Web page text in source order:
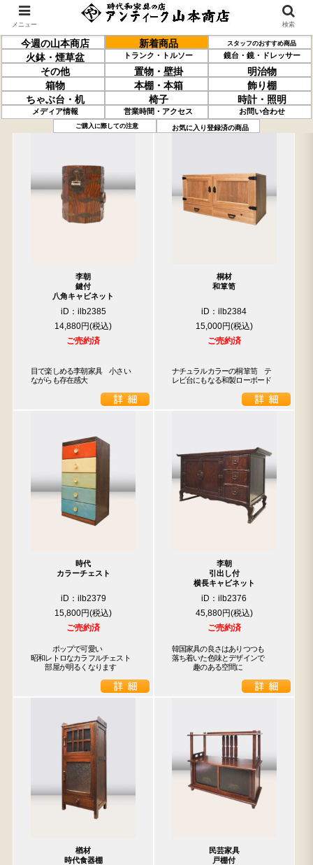
今週の山本商店 新着商品 スタッフのおすすめ商品
火鉢・煙草盆 トランク・トルソー 鏡台・鏡・ドレッサー
その他 置物・壁掛
明治物
箱物
本棚・本箱
飾り棚
ちゃぶ台・机
椅子 時計・照明
メディア情報 営業時間・アクセス お問い合わせ
ご購入に際しての注意 お気に入り登録済の商品
過去の取り扱い商品(4月10日分) 売約済の商品を非表示にする
李朝
鍵付
八角キャビネット
iD：ilb2385
14,880円
ご売約済
目で楽しめる李朝家具　小さい
ながらも存在感大
桐材
和箪笥
iD：ilb2384
15,000円
ご売約済
ナチュラルカラーの桐箪笥　テ
レビ台にもなる和製ローボード
時代
カラーチェスト
iD：ilb2379
15,800円
ご売約済
ポップで可愛い
昭和レトロなカラフルチェスト
部屋が明るくなります
李朝
引出し付
横長キャビネット
iD：ilb2376
45,880円
ご売約済
韓国家具の良さはありつつも
落ち着いた色味とデザインで
趣のある空間に
楢材
時代食器棚
民芸家具
戸棚付
メニュー 検索